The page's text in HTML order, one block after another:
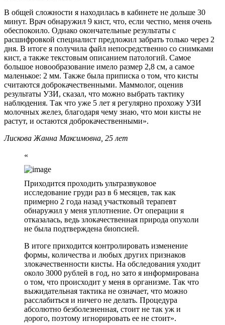
В общей сложности я находилась в кабинете не дольше 30
минут. Врач обнаружил 9 кист, что, если честно, меня очень
обеспокоило. Однако окончательные результаты с
расшифровкой специалист предложил забрать только через 2
дня. В итоге я получила файл непосредственно со снимками
кист, а также текстовым описанием патологий. Самое
большое новообразование имело размер 2,8 см, а самое
маленькое: 2 мм. Также была приписка о том, что кисты
считаются доброкачественными. Маммолог, оценив
результаты УЗИ, сказал, что можно выбрать тактику
наблюдения. Так что уже 5 лет я регулярно прохожу УЗИ
молочных желез, благодаря чему знаю, что мои кисты не
растут, и остаются доброкачественными».
Лискова Жанна Максимовна, 25 лет
«
Приходится проходить ультразвуковое
исследование груди раз в 6 месяцев, так как
примерно 2 года назад участковый терапевт
обнаружил у меня уплотнение. От операции я
отказалась, ведь злокачественная природа опухоли
не была подтверждена биопсией.
В итоге приходится контролировать изменение
формы, количества и любых других признаков
злокачественности кисты. На обследования уходит
около 3000 рублей в год, но зато я информирована
о том, что происходит у меня в организме. Так что
выжидательная тактика не означает, что можно
расслабиться и ничего не делать. Процедура
абсолютно безболезненная, стоит не так уж и
дорого, поэтому игнорировать ее не стоит».